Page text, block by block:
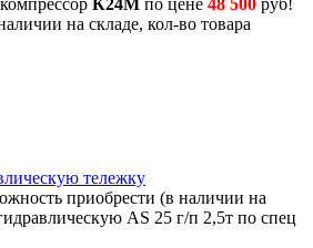
К24М по цене 48 500 руб!
на складе, кол-во товара
тележку
приобрести (в наличии на
AS 25 г/п 2,5т по спец